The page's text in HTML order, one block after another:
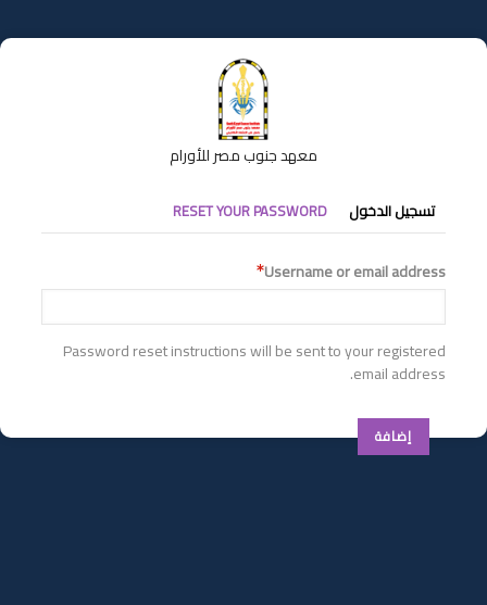
إلى
المحتوى
معهد جنوب مصر للأورام
التبويبات
الأساسية
تسجيل الدخول RESET YOUR PASSWORD
Username or email address
Password reset instructions will be sent to your registered
email address.